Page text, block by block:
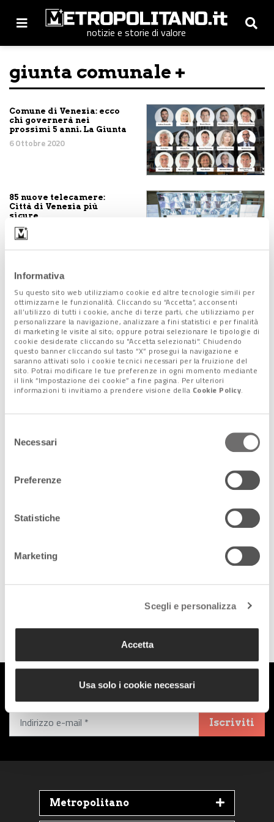
Informativa
Su questo sito web utilizziamo cookie ed altre tecnologie simili per
ottimizzarne le funzionalità. Cliccando su “Accetta”, acconsenti
all’utilizzo di tutti i cookie, anche di terze parti, che utilizziamo per
personalizzare la navigazione, analizzare a fini statistici e per finalità
di marketing le visite al sito; oppure potrai selezionare le tipologie di
cookie desiderate cliccando su "Accetta selezionati". Chiudendo
questo banner cliccando sul tasto “X” prosegui la navigazione e
saranno attivati solo i cookie tecnici necessari per la fruizione del
sito. Potrai modificare le tue preferenze in ogni momento mediante
il link “Impostazione dei cookie” a fine pagina. Per ulteriori
informazioni ti invitiamo a prendere visione della Cookie Policy.
delNecessari
Preferenze
Statistiche
Marketing
Scegli e personalizza
Accetta
Usa solo i cookie necessari
notizie e storie di valore
giunta comunale +
Comune di Venezia: ecco
chi governerà nei
prossimi 5 anni. La Giunta
6 Ottobre 2020
85 nuove telecamere:
Città di Venezia più
sicure
16 Novembre 2018
pontili con 300.000 euro
14 Novembre 2018
Via i cubi del Parco
Albanese
28 Luglio 2016
Seguici sui nostri canali
social:
Follow us on Facebook
Follow us on Instagram
Iscriviti alla Newsletter
Iscriviti
Metropolitano